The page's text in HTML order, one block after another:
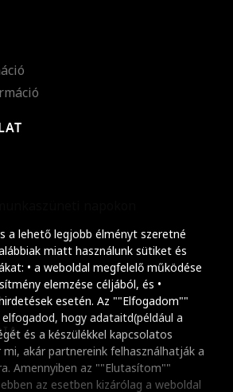
a lehető legjobb élményt szeretné
miatt használunk sütiket és
• a weboldal megfelelő működése
elemzése céljából, és •
esetén. Az ""Elfogadom""
hogy adataitd(például a
és a készülékkel kapcsolatos
akár partnereink felhasználhatják a
Amennyiben az ""Elutasítom""
az esetben kizárólag a weboldal
Szöveg méretének
Szóköz növelése
Szóköz csökkentése
Sortávolság
Sortávolság